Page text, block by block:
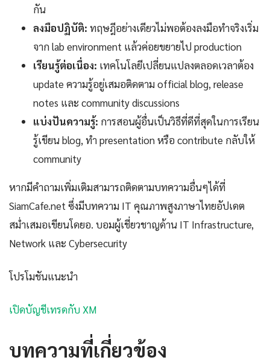
กัน
ลงมือปฏิบัติ: ทฤษฎีอย่างเดียวไม่พอต้องลงมือทำจริงเริ่ม
จาก lab environment แล้วค่อยขยายไป production
เรียนรู้ต่อเนื่อง: เทคโนโลยีเปลี่ยนแปลงตลอดเวลาต้อง
update ความรู้อยู่เสมอติดตาม official blog, release
notes และ community discussions
แบ่งปันความรู้: การสอนผู้อื่นเป็นวิธีที่ดีที่สุดในการเรียน
รู้เขียน blog, ทำ presentation หรือ contribute กลับให้
community
หากมีคำถามเพิ่มเติมสามารถติดตามบทความอื่นๆได้ที่
SiamCafe.net ซึ่งมีบทความ IT คุณภาพสูงภาษาไทยอัปเดต
สม่ำเสมอเขียนโดยอ. บอมผู้เชี่ยวชาญด้าน IT Infrastructure,
Network และ Cybersecurity
โปรโมชันแนะนำ
เปิดบัญชีเทรดกับ XM
บทความที่เกี่ยวข้อง